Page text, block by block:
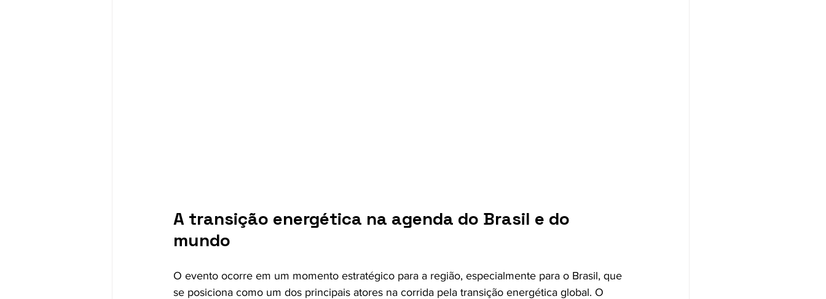
A transição energética na agenda do Brasil e do
mundo
O evento ocorre em um momento estratégico para a região, especialmente para o Brasil, que
se posiciona como um dos principais atores na corrida pela transição energética global. O